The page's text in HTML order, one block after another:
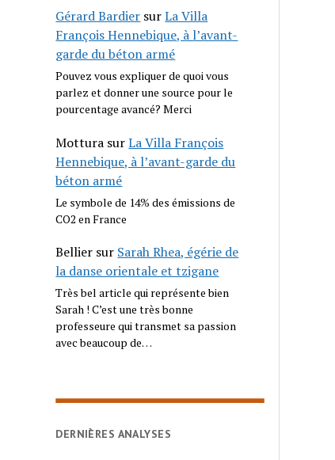
Gérard Bardier surLa Villa
François Hennebique, à l’avant-
garde du béton armé
Pouvez vous expliquer de quoi vous
parlez et donner une source pour le
pourcentage avancé? Merci
Mottura surLa Villa François
Hennebique, à l’avant-garde du
béton armé
Le symbole de 14% des émissions de
CO2 en France
Bellier sur Sarah Rhea, égérie de
la danse orientale et tzigane
Très bel article qui représente bien
Sarah ! C’est une très bonne
professeure qui transmet sa passion
avec beaucoup de…
DERNIÈRES ANALYSES